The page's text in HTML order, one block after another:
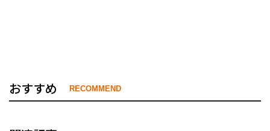
おすすめ RECOMMEND